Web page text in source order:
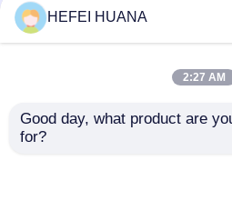
Fluorescein-12-dUTP
1mM Natriumlösung
HEFEI HUANA
2:27 AM
Good day, what product are
for?